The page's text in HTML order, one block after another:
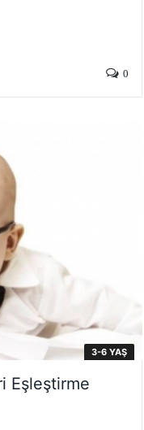
0
3-6 YAŞ
Eşleştirme